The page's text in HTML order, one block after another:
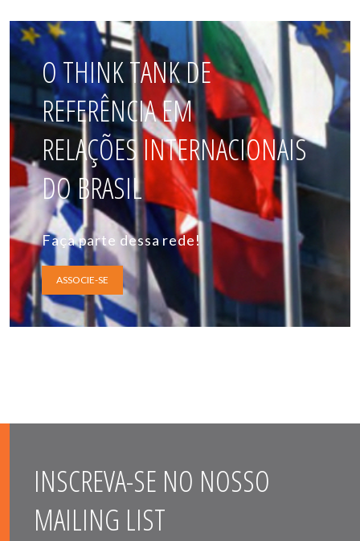
O THINK TANK DE
REFERÊNCIA EM
RELAÇÕES INTERNACIONAIS
DO BRASIL
Faça parte dessa rede!
ASSOCIE-SE
INSCREVA-SE NO NOSSO
MAILING LIST